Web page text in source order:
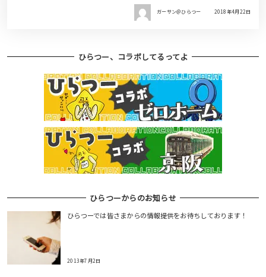
ガーサン＠ひらつー 2018年4月22日
ひらつー、コラボしてるってよ
ひらつーからのお知らせ
ひらつーでは皆さまからの情報提供をお待ちしております！
2013年7月2日